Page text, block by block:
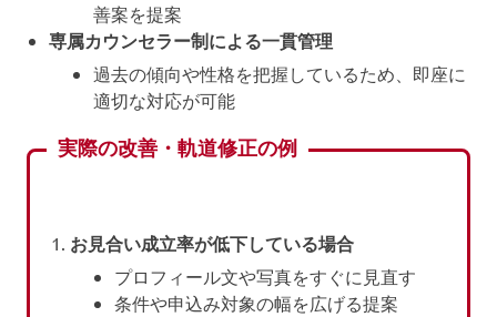
善案を提案
専属カウンセラー制による一貫管理
過去の傾向や性格を把握しているため、即座に
適切な対応が可能
実際の改善・軌道修正の例
お見合い成立率が低下している場合
プロフィール文や写真をすぐに見直す
条件や申込み対象の幅を広げる提案